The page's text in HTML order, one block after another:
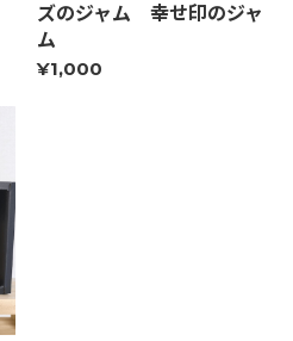
ズのジャム 幸せ印のジャ
ム
¥1,000